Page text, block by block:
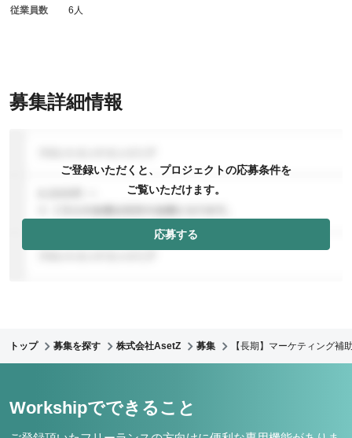
募集詳細情報
ご登録いただくと、プロジェクトの応募条件を
ご覧いただけます。
応募する
従業員数 6人
トップ 募集を探す 株式会社AsetZ 募集 【長期】マーケティング補
Workshipでできること